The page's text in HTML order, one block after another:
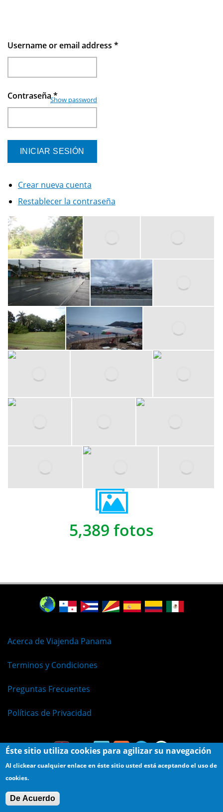
Username or email address *
Contraseña*
Show password
Crear nueva cuenta
Restablecer la contraseña
5,389 fotos
Acerca de Viajenda Panama
Terminos y Condiciones
Preguntas Frecuentes
Políticas de Privacidad
Éste sitio utiliza cookies para agilizar su navegación
Al clickear cualquier enlace en éste sitio usted está aceptando el uso de
cookies.
De Acuerdo